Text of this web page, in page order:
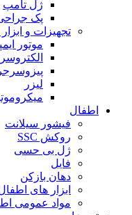
ژل تامپ
پک
تجهیزات و ابزار
موتور
لیزر
اطفال
فیشور سیلانت
روکش SSC
ژل بی حسی
فایل
دهان بازکن
ابزار های
مواد عمومی